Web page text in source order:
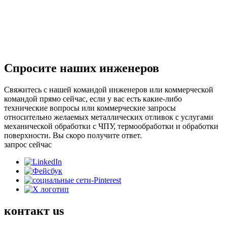
Спросите наших инженеров
Свяжитесь с нашей командой инженеров или коммерческой
командой прямо сейчас, если у вас есть какие-либо
технические вопросы или коммерческие запросы
относительно желаемых металлических отливок с услугами
механической обработки с ЧПУ, термообработки и обработки
поверхности. Вы скоро получите ответ.
запрос сейчас
контакт us